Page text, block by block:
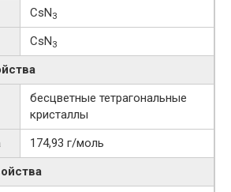
CsN3
CsN3
бесцветные тетрагональные
кристаллы
174,93 г/моль